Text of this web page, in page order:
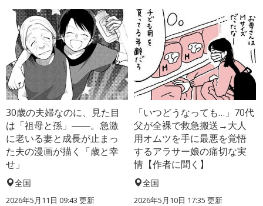
30歳の夫婦なのに、見た目
は「祖母と孫」――。急激
に老いる妻と成長が止まっ
た夫の漫画が描く「歳と幸
せ」
全国
2026年5月11日 09:43 更新
「いつどうなっても…」70代
父が全裸で救急搬送→大人
用オムツを手に最悪を覚悟
するアラサー娘の痛切な実
情【作者に聞く】
全国
2026年5月10日 17:35 更新